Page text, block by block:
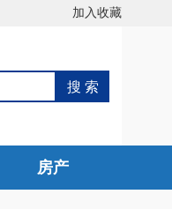
加入收藏
房产